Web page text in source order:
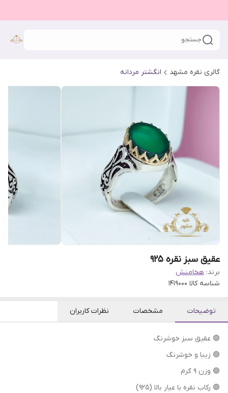
جستجو
گالری نقره مشهد انگشتر مردانه
عقیق سبز نقره 925
برند: هخامنش
شناسه کالا 1419000
توضیحات مشخصات نظرات کاربران
🟢 عقیق سبز خوشرنگ
🟢 زیبا و خوشرنگ
🟢 وزن ۹ گرم
🟢 رکاب نقره با عیار بالا (۹۲۵)